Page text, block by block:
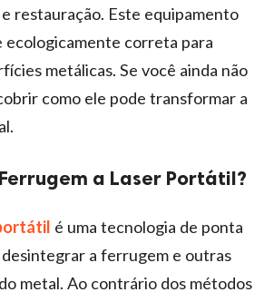
restauração. Este equipamento
ecologicamente correta para
metálicas. Se você ainda não
como ele pode transformar a
a Laser Portátil?
é uma tecnologia de ponta
a ferrugem e outras
metal. Ao contrário dos métodos